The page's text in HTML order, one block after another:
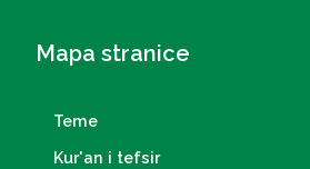
Mapa stranice
Teme
Kur'an i tefsir